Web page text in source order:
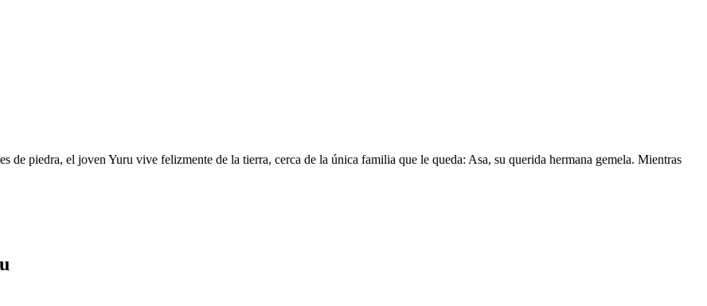
de piedra, el joven Yuru vive felizmente de la tierra, cerca de la única familia que le queda: Asa, su querida hermana gemela. Mientras